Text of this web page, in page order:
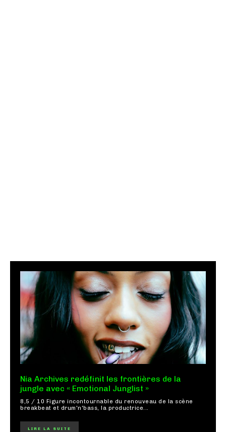
Nia Archives redéfinit les frontières de la
jungle avec « Emotional Junglist »
8,5 / 10 Figure incontournable du renouveau de la scène
breakbeat et drum'n'bass, la productrice...
LIRE LA SUITE